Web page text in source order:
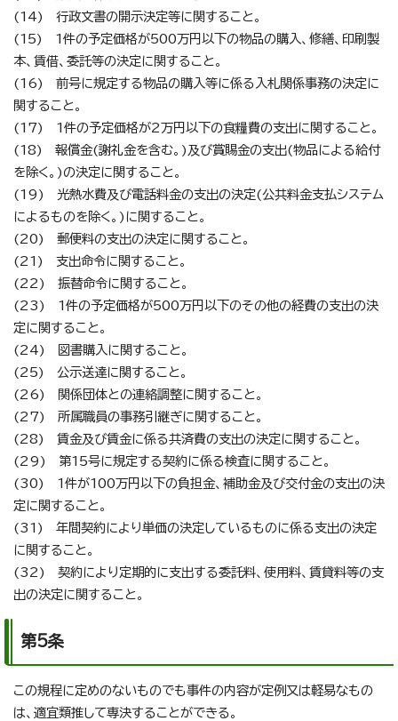
(14) 行政文書の開示決定等に関すること。
(15) 1件の予定価格が500万円以下の物品の購入、修繕、印刷製
本、賃借、委託等の決定に関すること。
(16) 前号に規定する物品の購入等に係る入札関係事務の決定に
関すること。
(17) 1件の予定価格が2万円以下の食糧費の支出に関すること。
(18) 報償金(謝礼金を含む。)及び賞賜金の支出(物品による給付
を除く。)の決定に関すること。
(19) 光熱水費及び電話料金の支出の決定(公共料金支払システム
によるものを除く。)に関すること。
(20) 郵便料の支出の決定に関すること。
(21) 支出命令に関すること。
(22) 振替命令に関すること。
(23) 1件の予定価格が500万円以下のその他の経費の支出の決
定に関すること。
(24) 図書購入に関すること。
(25) 公示送達に関すること。
(26) 関係団体との連絡調整に関すること。
(27) 所属職員の事務引継ぎに関すること。
(28) 賃金及び賃金に係る共済費の支出の決定に関すること。
(29) 第15号に規定する契約に係る検査に関すること。
(30) 1件が100万円以下の負担金、補助金及び交付金の支出の決
定に関すること。
(31) 年間契約により単価の決定しているものに係る支出の決定
に関すること。
(32) 契約により定期的に支出する委託料、使用料、賃貸料等の支
出の決定に関すること。
第5条
この規程に定めのないものでも事件の内容が定例又は軽易なもの
は、適宜類推して専決することができる。